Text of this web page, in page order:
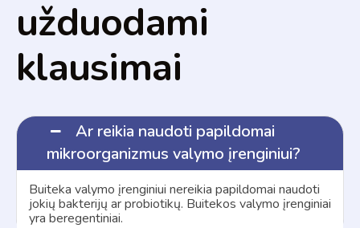
užduodami
klausimai
Ar reikia naudoti papildomai
mikroorganizmus valymo įrenginiui?
Buiteka valymo įrenginiui nereikia papildomai naudoti
jokių bakterijų ar probiotikų. Buitekos valymo įrenginiai
yra beregentiniai.